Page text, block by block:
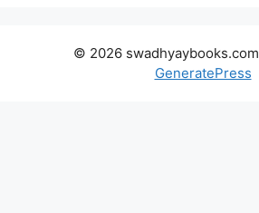
© 2026 swadhyaybooks.com
GeneratePress